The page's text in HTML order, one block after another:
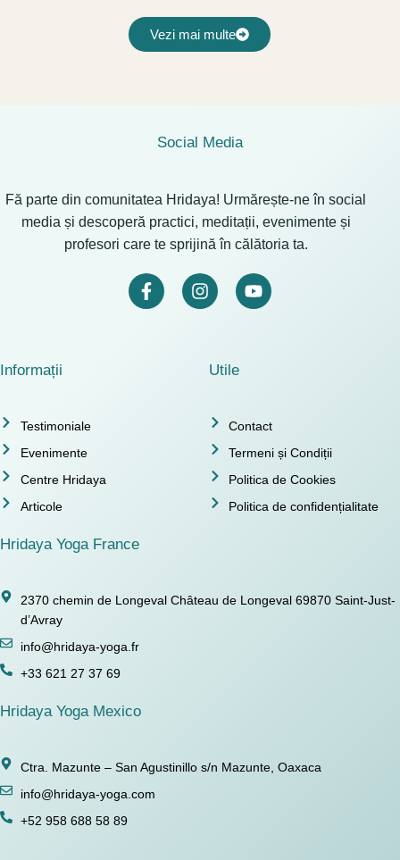
Vezi mai multe
Social Media
Fă parte din comunitatea Hridaya! Urmărește-ne în social
media și descoperă practici, meditații, evenimente și
profesori care te sprijină în călătoria ta.
Informații
Testimoniale
Evenimente
Centre Hridaya
Articole
Utile
Contact
Termeni și Condiții
Politica de Cookies
Politica de confidențialitate
Hridaya Yoga France
2370 chemin de Longeval Château de Longeval 69870 Saint-Just-
d’Avray
info@hridaya-yoga.fr
+33 621 27 37 69
Hridaya Yoga Mexico
Ctra. Mazunte – San Agustinillo s/n Mazunte, Oaxaca
info@hridaya-yoga.com
+52 958 688 58 89